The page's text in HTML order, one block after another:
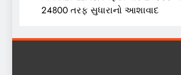
24800 તરફ સુધારાનો આશાવાદ